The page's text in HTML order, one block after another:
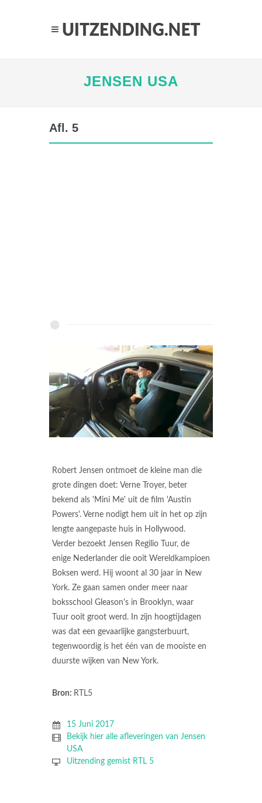
JENSEN USA
Afl. 5
Robert Jensen ontmoet de kleine man die
grote dingen doet: Verne Troyer, beter
bekend als 'Mini Me' uit de film 'Austin
Powers'. Verne nodigt hem uit in het op zijn
lengte aangepaste huis in Hollywood.
Verder bezoekt Jensen Regilio Tuur, de
enige Nederlander die ooit Wereldkampioen
Boksen werd. Hij woont al 30 jaar in New
York. Ze gaan samen onder meer naar
boksschool Gleason's in Brooklyn, waar
Tuur ooit groot werd. In zijn hoogtijdagen
was dat een gevaarlijke gangsterbuurt,
tegenwoordig is het één van de mooiste en
duurste wijken van New York.
Bron: RTL5
15 Juni 2017
Bekijk hier alle afleveringen van Jensen
USA
Uitzending gemist RTL 5